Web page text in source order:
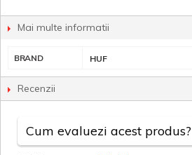
Mai multe informatii
BRAND HUF
Recenzii
Cum evaluezi acest produs?